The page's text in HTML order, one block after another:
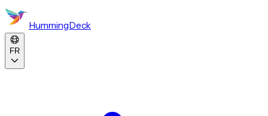
HummingDeck
FR